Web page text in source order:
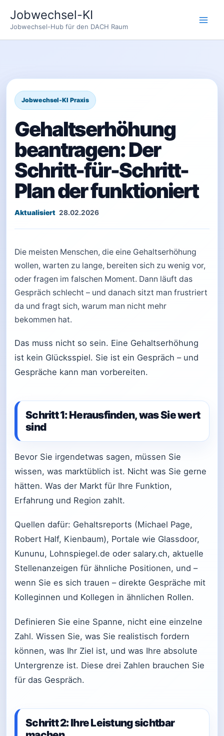
Inhalt
springen
Jobwechsel-KI
Jobwechsel-Hub für den DACH Raum
Gehaltserhöhung
beantragen: Der
Schritt-für-Schritt-
Plan der funktioniert
28.02.2026
Die meisten Menschen, die eine Gehaltserhöhung
wollen, warten zu lange, bereiten sich zu wenig vor,
oder fragen im falschen Moment. Dann läuft das
Gespräch schlecht – und danach sitzt man frustriert
da und fragt sich, warum man nicht mehr
bekommen hat.
Das muss nicht so sein. Eine Gehaltserhöhung
ist kein Glücksspiel. Sie ist ein Gespräch – und
Gespräche kann man vorbereiten.
Schritt 1: Herausfinden, was Sie wert
sind
Bevor Sie irgendetwas sagen, müssen Sie
wissen, was marktüblich ist. Nicht was Sie gerne
hätten. Was der Markt für Ihre Funktion,
Erfahrung und Region zahlt.
Quellen dafür: Gehaltsreports (Michael Page,
Robert Half, Kienbaum), Portale wie Glassdoor,
Kununu, Lohnspiegel.de oder salary.ch, aktuelle
Stellenanzeigen für ähnliche Positionen, und –
wenn Sie es sich trauen – direkte Gespräche mit
Kolleginnen und Kollegen in ähnlichen Rollen.
Definieren Sie eine Spanne, nicht eine einzelne
Zahl. Wissen Sie, was Sie realistisch fordern
können, was Ihr Ziel ist, und was Ihre absolute
Untergrenze ist. Diese drei Zahlen brauchen Sie
für das Gespräch.
Schritt 2: Ihre Leistung sichtbar